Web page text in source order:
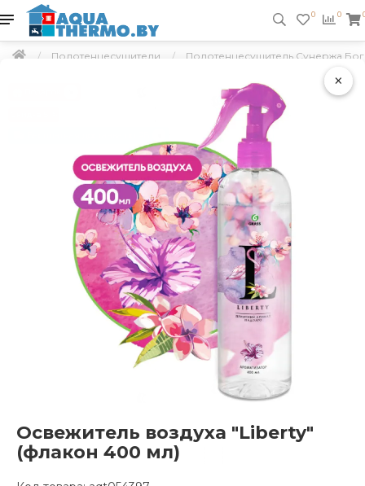
×
Освежитель воздуха "Liberty"
(флакон 400 мл)
0 0
Полотенцесушители Полотенцесушитель Сунержа